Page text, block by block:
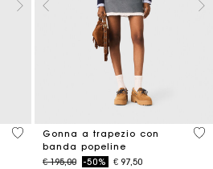
5 out of 5 Customer Rating
Gonna a trapezio con
banda popeline
Price reduced from
€ 195,00to-50% € 97,50
3,3